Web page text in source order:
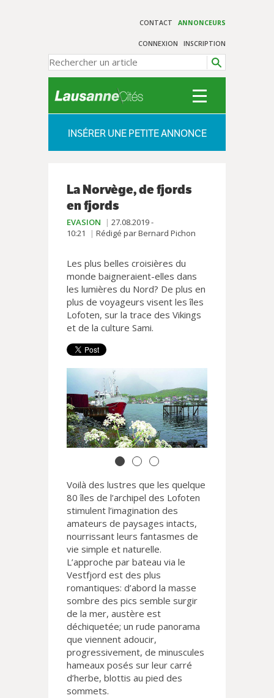
CONTACT ANNONCEURS
CONNEXION INSCRIPTION
INSÉRER UNE PETITE ANNONCE
La Norvège, de fjords
en fjords
EVASION
27.08.2019 -
10:21
Rédigé par Bernard Pichon
Les plus belles croisières du
monde baigneraient-elles dans
les lumières du Nord? De plus en
plus de voyageurs visent les îles
Lofoten, sur la trace des Vikings
et de la culture Sami.
Voilà des lustres que les quelque
80 îles de l’archipel des Lofoten
stimulent l’imagination des
amateurs de paysages intacts,
nourrissant leurs fantasmes de
vie simple et naturelle.
L’approche par bateau via le
Vestfjord est des plus
romantiques: d’abord la masse
sombre des pics semble surgir
de la mer, austère est
déchiquetée; un rude panorama
que viennent adoucir,
progressivement, de minuscules
hameaux posés sur leur carré
d’herbe, blottis au pied des
sommets.